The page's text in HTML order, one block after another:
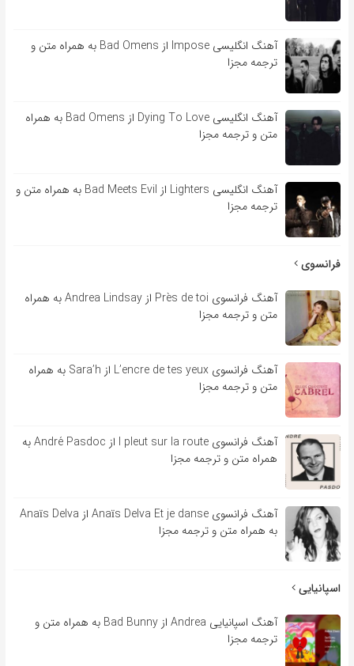
آهنگ انگلیسی Impose از Bad Omens به همراه متن و
ترجمه مجزا
آهنگ انگلیسی Dying To Love از Bad Omens به همراه
متن و ترجمه مجزا
آهنگ انگلیسی Lighters از Bad Meets Evil به همراه متن و
ترجمه مجزا
فرانسوی
آهنگ فرانسوی Près de toi از Andrea Lindsay به همراه
متن و ترجمه مجزا
آهنگ فرانسوی L’encre de tes yeux از Sara’h به همراه
متن و ترجمه مجزا
آهنگ فرانسوی l pleut sur la route از André Pasdoc به
همراه متن و ترجمه مجزا
آهنگ فرانسوی Anaïs Delva Et je danse از Anaïs Delva
به همراه متن و ترجمه مجزا
اسپانیایی
آهنگ اسپانیایی Andrea از Bad Bunny به همراه متن و
ترجمه مجزا